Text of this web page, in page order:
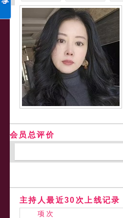
会员总评价
主持人最近30次上线记录
项 次